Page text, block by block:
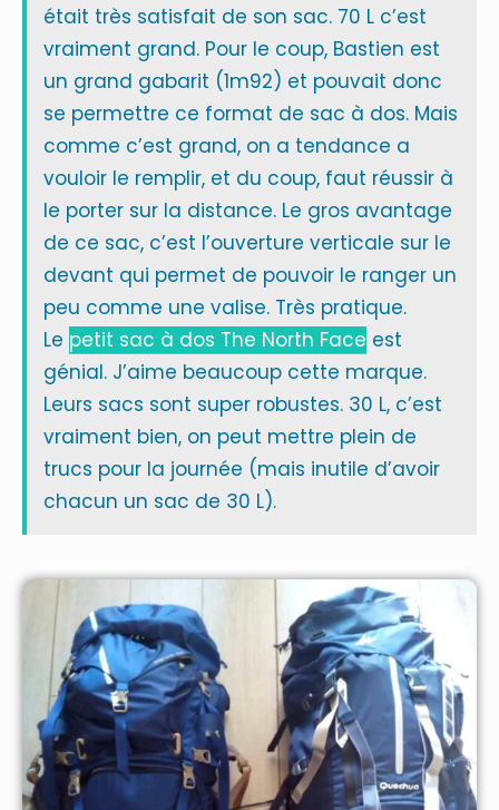
était très satisfait de son sac. 70 L c’est
vraiment grand. Pour le coup, Bastien est
un grand gabarit (1m92) et pouvait donc
se permettre ce format de sac à dos. Mais
comme c’est grand, on a tendance a
vouloir le remplir, et du coup, faut réussir à
le porter sur la distance. Le gros avantage
de ce sac, c’est l’ouverture verticale sur le
devant qui permet de pouvoir le ranger un
peu comme une valise. Très pratique.
Le petit sac à dos The North Face est
génial. J’aime beaucoup cette marque.
Leurs sacs sont super robustes. 30 L, c’est
vraiment bien, on peut mettre plein de
trucs pour la journée (mais inutile d’avoir
chacun un sac de 30 L).